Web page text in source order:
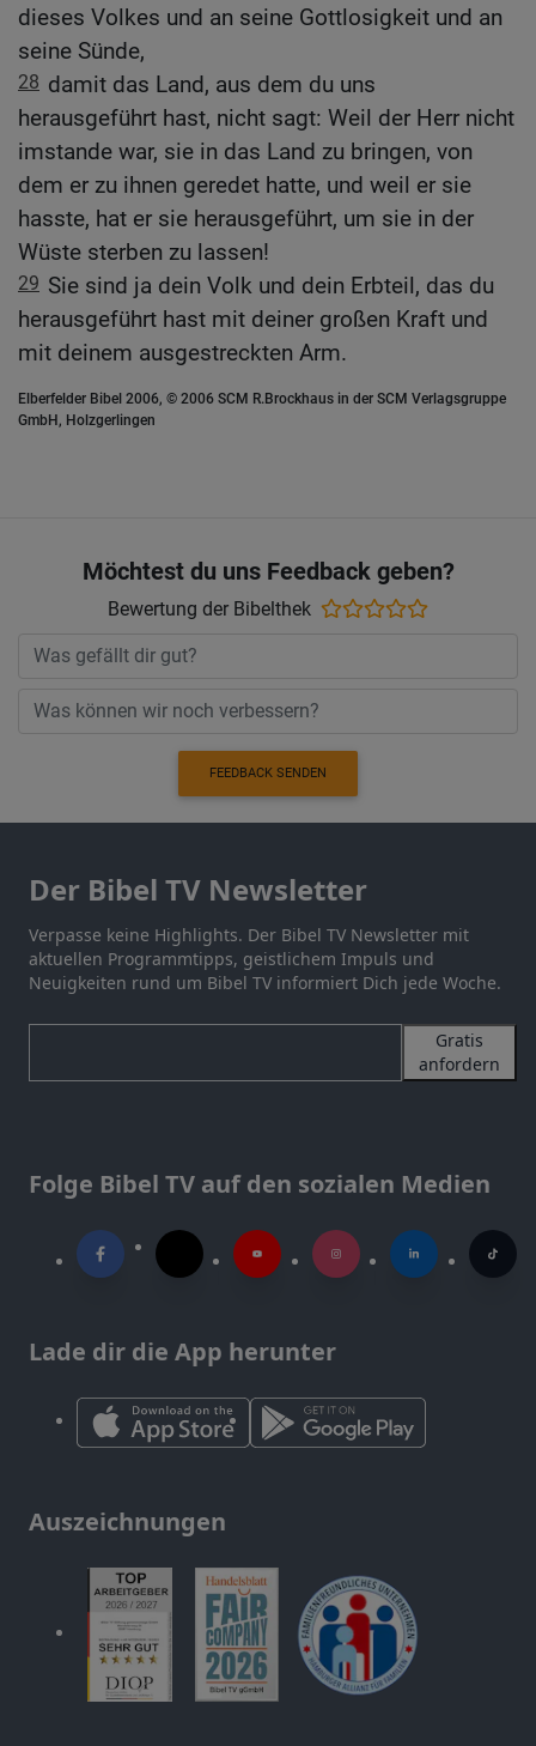
dieses Volkes und an seine Gottlosigkeit und an
seine Sünde,
28 damit das Land, aus dem du uns
herausgeführt hast, nicht sagt: Weil der Herr nicht
imstande war, sie in das Land zu bringen, von
dem er zu ihnen geredet hatte, und weil er sie
hasste, hat er sie herausgeführt, um sie in der
Wüste sterben zu lassen!
29 Sie sind ja dein Volk und dein Erbteil, das du
herausgeführt hast mit deiner großen Kraft und
mit deinem ausgestreckten Arm.
Elberfelder Bibel 2006, © 2006 SCM R.Brockhaus in der SCM Verlagsgruppe
GmbH, Holzgerlingen
Möchtest du uns Feedback geben?
Bewertung der Bibelthek
FEEDBACK SENDEN
Der Bibel TV Newsletter
Verpasse keine Highlights. Der Bibel TV Newsletter mit
aktuellen Programmtipps, geistlichem Impuls und
Neuigkeiten rund um Bibel TV informiert Dich jede Woche.
Gratis
anfordern
Folge Bibel TV auf den sozialen Medien
Lade dir die App herunter
Auszeichnungen